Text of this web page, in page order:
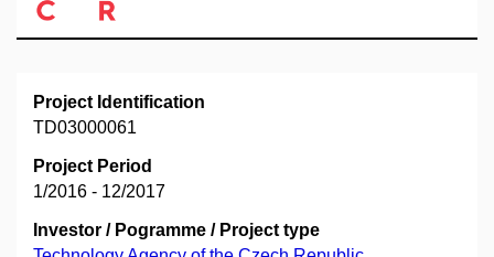
Project Identification
TD03000061
Project Period
1/2016 - 12/2017
Investor / Pogramme / Project type